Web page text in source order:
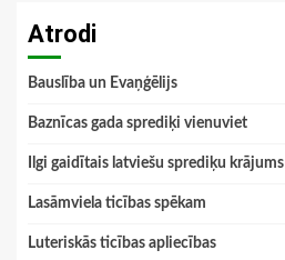
Atrodi
Bauslība un Evaņģēlijs
Baznīcas gada sprediķi vienuviet
Ilgi gaidītais latviešu sprediķu krājums
Lasāmviela ticības spēkam
Luteriskās ticības apliecības